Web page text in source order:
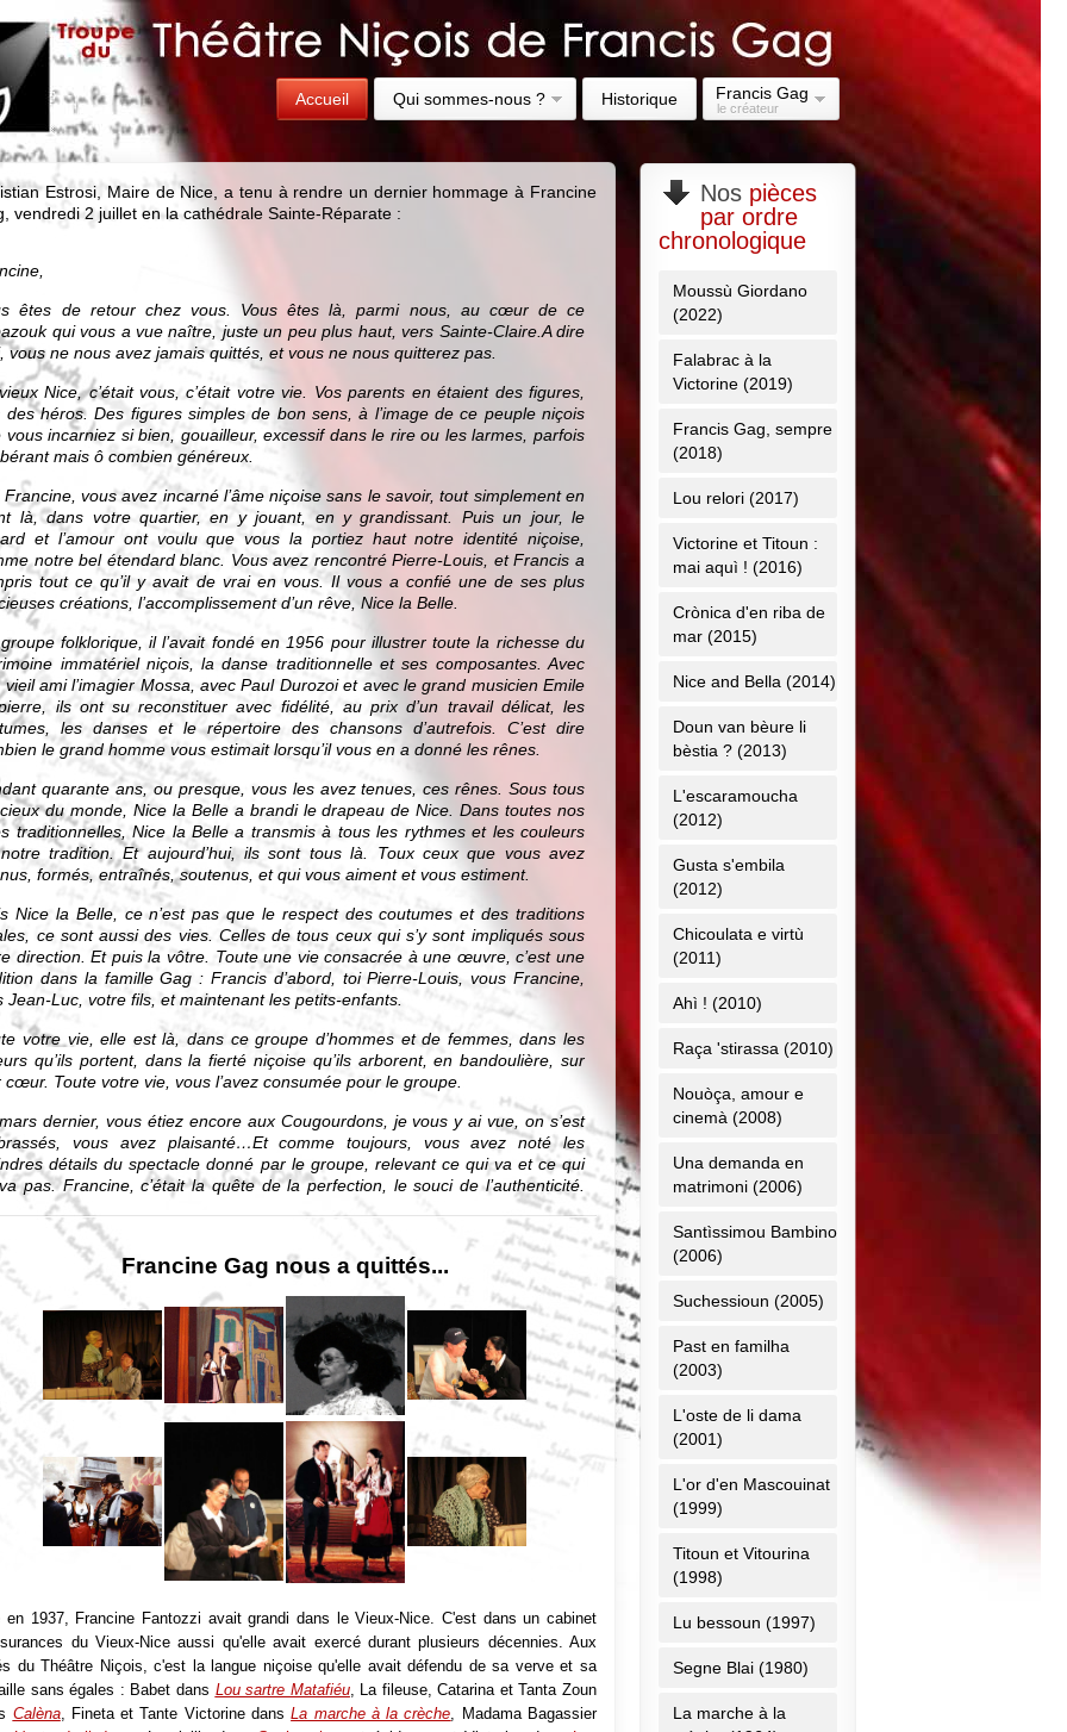
Accueil Qui sommes-nous ? Historique Francis Gag
le créateur
Estrosi, Maire de Nice, a tenu à rendre un dernier hommage à Francine
vendredi 2 juillet en la cathédrale Sainte-Réparate :
êtes de retour chez vous. Vous êtes là, parmi nous, au cœur de ce
qui vous a vue naître, juste un peu plus haut, vers Sainte-Claire.A dire
vous ne nous avez jamais quittés, et vous ne nous quitterez pas.
Nice, c’était vous, c’était votre vie.
Vos parents en étaient des figures,
des héros. Des figures simples de bon sens, à l’image de ce peuple niçois
vous incarniez si bien, gouailleur, excessif dans le rire ou les larmes, parfois
mais ô combien généreux.
Francine, vous avez incarné l’âme niçoise sans le savoir, tout simplement en
là, dans votre quartier, en y jouant, en y grandissant. Puis un jour, le
et l’amour ont voulu que vous la portiez haut notre identité niçoise,
notre bel étendard blanc. Vous avez rencontré Pierre-Louis, et Francis a
tout ce qu’il y avait de vrai en vous. Il vous a confié une de ses plus
créations, l’accomplissement d’un rêve, Nice la Belle.
folklorique, il l’avait fondé en 1956 pour illustrer toute la richesse du
immatériel niçois, la danse traditionnelle et ses composantes. Avec
vieil ami l’imagier Mossa, avec Paul Durozoi et avec le grand musicien Emile
ils ont su reconstituer avec fidélité, au prix d’un travail délicat, les
les danses et le répertoire des chansons d’autrefois. C’est dire
le grand homme vous estimait lorsqu’il vous en a donné les rênes.
quarante ans, ou presque, vous les avez tenues, ces rênes. Sous tous
du monde, Nice la Belle a brandi le drapeau de Nice. Dans toutes nos
traditionnelles, Nice la Belle a transmis à tous les rythmes et les couleurs
tradition. Et aujourd’hui, ils sont tous là. Toux ceux que vous avez
formés, entraînés, soutenus, et qui vous aiment et vous estiment.
Nice la Belle, ce n’est pas que le respect des coutumes et des traditions
ce sont aussi des vies. Celles de tous ceux qui s’y sont impliqués sous
direction. Et puis la vôtre. Toute une vie consacrée à une œuvre, c’est une
dans la famille Gag : Francis d’abord, toi Pierre-Louis, vous Francine,
Jean-Luc, votre fils, et maintenant les petits-enfants.
votre vie, elle est là, dans ce groupe d’hommes et de femmes, dans les
qu’ils portent, dans la fierté niçoise qu’ils arborent, en bandoulière, sur
cœur. Toute votre vie, vous l’avez consumée pour le groupe.
dernier, vous étiez encore aux Cougourdons, je vous y ai vue, on s’est
vous avez plaisanté…Et comme toujours, vous avez noté les
détails du spectacle donné par le groupe, relevant ce qui va et ce qui
pas. Francine, c’était la quête de la perfection, le souci de l’authenticité.
étiez là, et déjà la maladie vous rongeait. Et pourtant, rien n’aurait pu vous
d’être là, aux Cougourdons, aux rondes de Mais, à la Saint-Pierre et à
nos fêtes traditionnelles. Rien ne vous empêchera d’être là.
vous êtes encore au milieu de nous. Vous êtes là dans votre Vieux-
Votre esprit est parmi nous, lui qui a tant marqué tous les Niçois. C’est pour
que je m’adresse à vous au présent.
esprit caustique, râleur, mais si doux, vous l’avez porté jusque sur scène,
dans cette magnifique pièce de Francis, votre beau-père… cette
tendre et drôle, légère et profonde, tout simplement appelée Les Deux
Avec Pierre-Louis, ensemble sur scène, vous êtes nos parents, nos amis,
proches, vous portez tant de choses de nous que vous êtes nous, les
et les Niçois. Et les Niçoises et les Niçois meurent, mais Nice reste, son
demeure dans les siècles, d’autant plus présent qu’il est porté par des
comme vous.
êtes là par l’esprit, et vous y resterez. Nous qui vous avons connue, nous
vous oublierons pas. Plus tard, la présence même de Nice la Belle rappellera
ou de patrimoine qui tienne. Une culture ne vit que par ceux qui la
vivre, c’est ce que vous avez fait, des années durant, et c’est ce que, par
vous ferez encore.
remercie jamais assez les gens qui œuvrent et qui se battent pour notre
Francine Gag nous a quittés...
en 1937, Francine Fantozzi avait grandi dans le Vieux-Nice. C'est dans un cabinet
du Vieux-Nice aussi qu'elle avait exercé durant plusieurs décennies. Aux
du Théâtre Niçois, c'est la langue niçoise qu'elle avait défendu de sa verve et sa
sans égales : Babet dans Lou sartre Matafiéu, La fileuse, Catarina et Tanta Zoun
Calèna, Fineta et Tante Victorine dansLa marche à la crèche, Madama Bagassier
Nospièces
par ordre
chronologique
Moussù Giordano
(2022)
Falabrac à la
Victorine (2019)
Francis Gag, sempre
(2018)
Lou relori (2017)
Victorine et Titoun :
mai aquì ! (2016)
Crònica d'en riba de
mar (2015)
Nice and Bella (2014)
Doun van bèure li
bèstia ? (2013)
L'escaramoucha
(2012)
Gusta s'embila
(2012)
Chicoulata e virtù
(2011)
Ahì ! (2010)
Raça 'stirassa (2010)
Nouòça, amour e
cinemà (2008)
Una demanda en
matrimoni (2006)
Santìssimou Bambino
(2006)
Suchessioun (2005)
Past en familha
(2003)
L'oste de li dama
(2001)
L'or d'en Mascouinat
(1999)
Titoun et Vitourina
(1998)
Lu bessoun (1997)
Segne Blai (1980)
La marche à la